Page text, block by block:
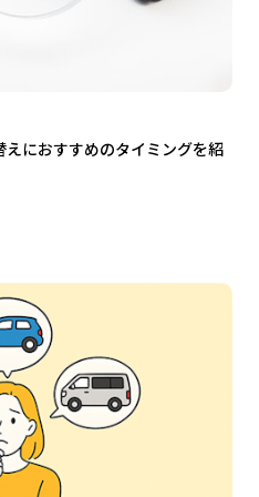
におすすめのタイミングを紹